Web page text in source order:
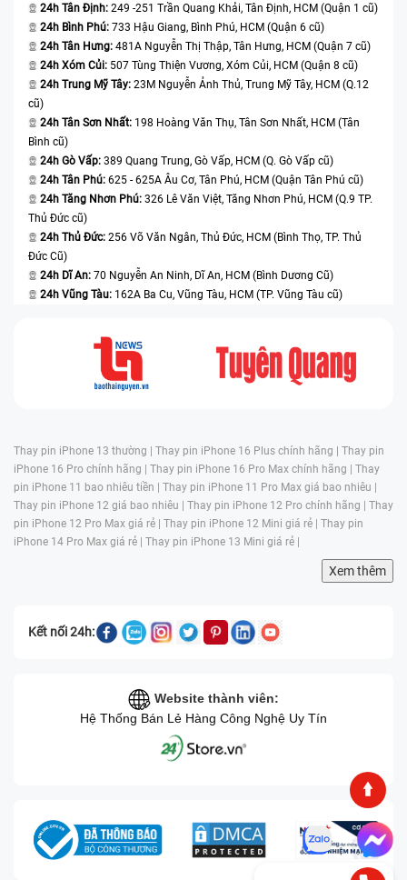
24h Tân Định: 249 -251 Trần Quang Khải, Tân Định, HCM (Quận 1 cũ)
24h Bình Phú: 733 Hậu Giang, Bình Phú, HCM (Quận 6 cũ)
24h Tân Hưng: 481A Nguyễn Thị Thập, Tân Hưng, HCM (Quận 7 cũ)
24h Xóm Củi: 507 Tùng Thiện Vương, Xóm Củi, HCM (Quận 8 cũ)
24h Trung Mỹ Tây: 23M Nguyễn Ảnh Thủ, Trung Mỹ Tây, HCM (Q.12
cũ)
24h Tân Sơn Nhất: 198 Hoàng Văn Thụ, Tân Sơn Nhất, HCM (Tân
Bình cũ)
24h Gò Vấp: 389 Quang Trung, Gò Vấp, HCM (Q. Gò Vấp cũ)
24h Tân Phú: 625 - 625A Âu Cơ, Tân Phú, HCM (Quận Tân Phú cũ)
24h Tăng Nhơn Phú: 326 Lê Văn Việt, Tăng Nhơn Phú, HCM (Q.9 TP.
Thủ Đức cũ)
24h Thủ Đức: 256 Võ Văn Ngân, Thủ Đức, HCM (Bình Thọ, TP. Thủ
Đức Cũ)
24h Dĩ An: 70 Nguyễn An Ninh, Dĩ An, HCM (Bình Dương Cũ)
24h Vũng Tàu: 162A Ba Cu, Vũng Tàu, HCM (TP. Vũng Tàu cũ)
Thay pin iPhone 13 thường | Thay pin iPhone 16 Plus chính hãng | Thay pin
iPhone 16 Pro chính hãng | Thay pin iPhone 16 Pro Max chính hãng | Thay
pin iPhone 11 bao nhiêu tiền | Thay pin iPhone 11 Pro Max giá bao nhiêu |
Thay pin iPhone 12 giá bao nhiêu | Thay pin iPhone 12 Pro chính hãng | Thay
pin iPhone 12 Pro Max giá rẻ | Thay pin iPhone 12 Mini giá rẻ | Thay pin
iPhone 14 Pro Max giá rẻ | Thay pin iPhone 13 Mini giá rẻ |
Xem thêm
Kết nối 24h:
Website thành viên:
Hệ Thống Bán Lẻ Hàng Công Nghệ Uy Tín